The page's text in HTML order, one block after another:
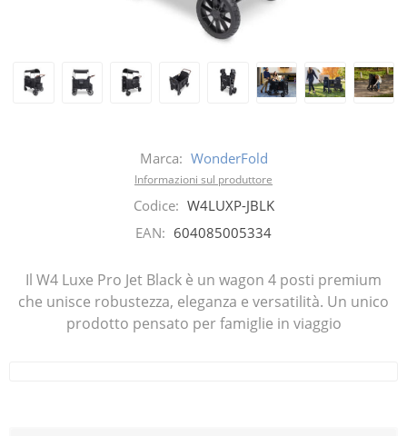
Marca: WonderFold
Informazioni sul produttore
Codice: W4LUXP-JBLK
EAN: 604085005334
Il W4 Luxe Pro Jet Black è un wagon 4 posti premium
che unisce robustezza, eleganza e versatilità. Un unico
prodotto pensato per famiglie in viaggio